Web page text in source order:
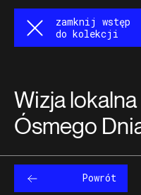
Wizja lokalna
Ósmego
zamknij wstęp
do kolekcji
Powrót